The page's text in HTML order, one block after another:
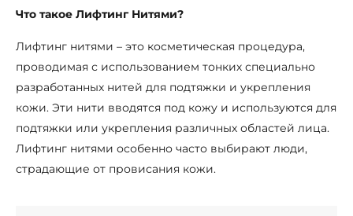
Что такое Лифтинг Нитями?
Лифтинг нитями – это косметическая процедура,
проводимая с использованием тонких специально
разработанных нитей для подтяжки и укрепления
кожи. Эти нити вводятся под кожу и используются для
подтяжки или укрепления различных областей лица.
Лифтинг нитями особенно часто выбирают люди,
страдающие от провисания кожи.